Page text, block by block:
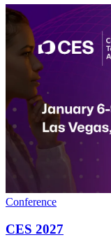
Conference
CES 2027